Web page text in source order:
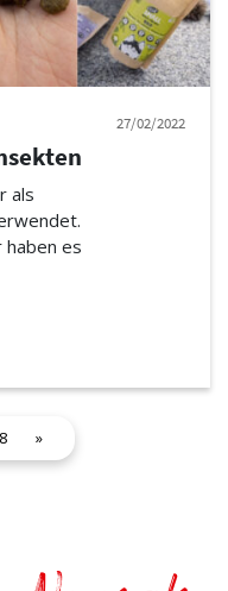
27/02/2022
als
haben es
8 »